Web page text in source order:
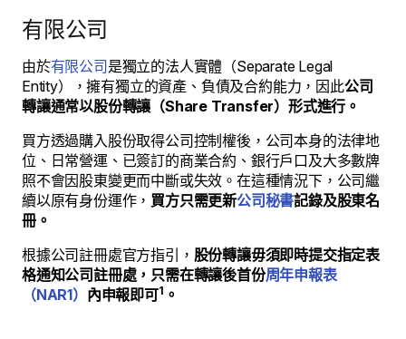
有限公司
由於有限公司 是獨立的法人實體（Separate Legal
Entity），擁有獨立的資產、負債及合約能力，因此公司
轉讓通常以股份轉讓（Share Transfer）形式進行。
買方透過購入股份取得公司控制權後，公司本身的法律地
位、日常營運、已簽訂的商業合約、銀行戶口及大多數牌
照不會因股東變更而中斷或失效。在這種情況下，公司繼
續以原有身份運作， 買方只需更新公司秘書記錄及股東名
冊。
根據公司註冊處官方指引， 股份轉讓毋須即時提交指定表
格通知公司註冊處，只需在轉讓後首份周年申報表
（NAR1） 內申報即可1 。